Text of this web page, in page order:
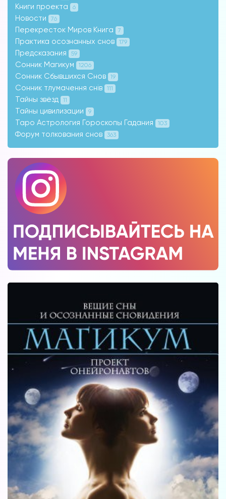
Книги проекта 6
Новости 76
Перекресток Миров Книга 7
Практика осознанных снов 179
Предсказания 59
Сонник Магикум 1206
Сонник Сбывшихся Снов 19
Сонник тлумачення снів 111
Тайны звёзд 11
Тайны цивилизации 9
Таро Астрология Гороскопы Гадания 103
Форум толкования снов 363